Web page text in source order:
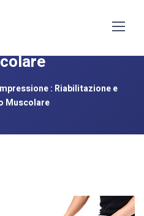
:
: Riabilitazione e
Muscolare